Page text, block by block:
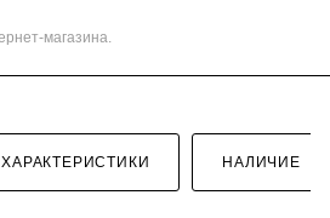
магазина.
ХАРАКТЕРИСТИКИ НАЛИЧИЕ